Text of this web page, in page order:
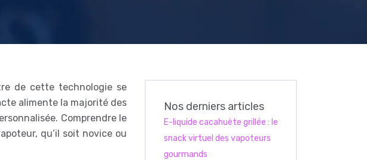
de cette technologie se
alimente la majorité des
Comprendre le
qu’il soit novice ou
Nos derniers articles
E-liquide cacahuète grillée : le
snack virtuel des vapoteurs
gourmands